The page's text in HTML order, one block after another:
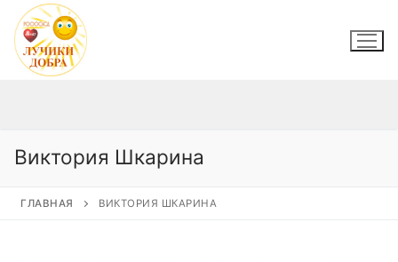
Перейти
содержимому
Виктория Шкарина
ГЛАВНАЯ ВИКТОРИЯ ШКАРИНА